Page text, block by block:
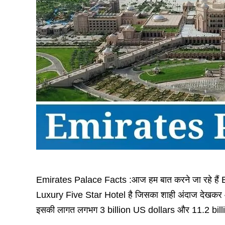
Emirates Palace Facts :आज हम बात करने जा रहे
Luxury Five Star Hotel है जिसका शाही अंदाज
इसकी लागत लगभग 3 billion US dollars और 11.2